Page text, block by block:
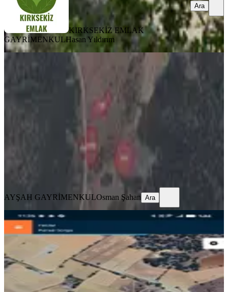
KIRKSEKİZ EMLAK
GAYRİMENKULHasan Yıldırım
Ara
TAKASLI
Ayşah'tan Kale Karayayla'da Satılık
19.853 M2 Tarla
21.05.2026
1.700.000 ₺
AYŞAH GAYRİMENKUL Osman Şahan
AYŞAH GAYRİMENKULOsman Şahan Ara
22
Kale, Yeniköy Mahallesi
150 m²·467/m² 16.05.2026
70.000 ₺ 90.000 ₺